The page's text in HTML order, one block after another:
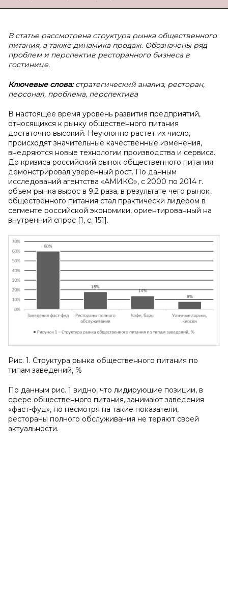
В статье рассмотрена структура рынка общественного
питания, а также динамика продаж. Обозначены ряд
проблем и перспектив ресторанного бизнеса в
гостинице.
Ключевые слова:стратегический анализ, ресторан,
персонал, проблема, перспектива
В настоящее время уровень развития предприятий,
относящихся к рынку общественного питания
достаточно высокий. Неуклонно растет их число,
происходят значительные качественные изменения,
внедряются новые технологии производства и сервиса.
До кризиса российский рынок общественного питания
демонстрировал уверенный рост. По данным
исследований агентства «АМИКО», с 2000 по 2014 г.
объем рынка вырос в 9,2 раза, в результате чего рынок
общественного питания стал практически лидером в
сегменте российской экономики, ориентированный на
внутренний спрос [1, с. 151].
Рис. 1. Структура рынка общественного питания по
типам заведений, %
По данным рис. 1 видно, что лидирующие позиции, в
сфере общественного питания, занимают заведения
«фаст-фуд», но несмотря на такие показатели,
рестораны полного обслуживания не теряют своей
актуальности.